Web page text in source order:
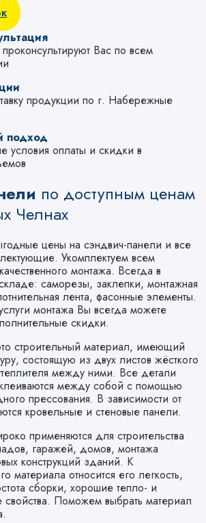
Вас по всем
продукции по г. Набережные
подход
условия оплаты и скидки в
по доступным ценам
Челнах
цены на сэндвич-панели и все
Укомплектуем всем
монтажа. Всегда в
саморезы, заклепки, монтажная
лента, фасонные элементы.
монтажа Вы всегда можете
скидки.
строительный материал, имеющий
состоящую из двух листов жёсткого
между ними. Все детали
между собой с помощью
прессования. В зависимости от
кровельные и стеновые панели.
применяются для строительства
гаражей, домов, монтажа
конструкций зданий. К
материала относится его легкость,
сборки, хорошие тепло- и
Поможем выбрать материал